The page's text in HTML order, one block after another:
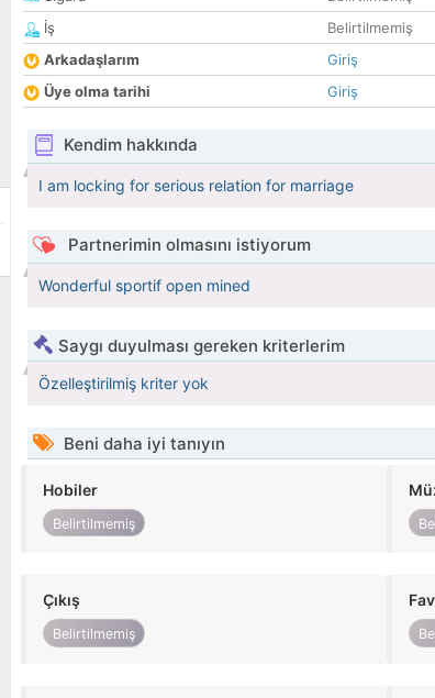
İş
Belirtilmemiş
Arkadaşlarım
Giriş
Üye olma tarihi
Giriş
Kendim hakkında
I am locking for serious relation for marriage
Partnerimin olmasını istiyorum
Wonderful sportif open mined
Saygı duyulması gereken kriterlerim
Özelleştirilmiş kriter yok
Beni daha iyi tanıyın
Hobiler
Belirtilmemiş
Çıkış
Belirtilmemiş